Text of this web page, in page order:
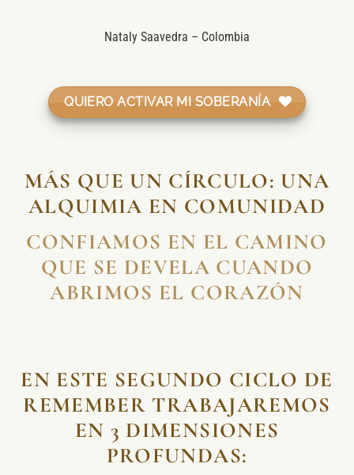
Nataly Saavedra – Colombia
QUIERO ACTIVAR MI SOBERANÍA
MÁS QUE UN CÍRCULO: UNA
ALQUIMIA EN COMUNIDAD
CONFIAMOS EN EL CAMINO
QUE SE DEVELA CUANDO
ABRIMOS EL CORAZÓN
EN ESTE SEGUNDO CICLO DE
REMEMBER TRABAJAREMOS
EN 3 DIMENSIONES
PROFUNDAS: